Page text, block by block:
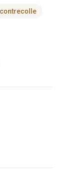
contrecolle